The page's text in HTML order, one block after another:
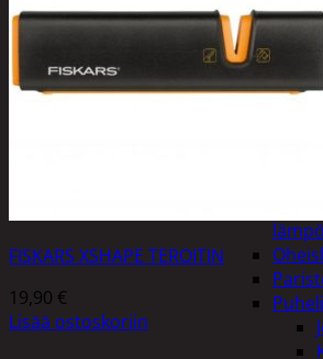
Koirat
Linnut
Kodin
FISKARS XSHAPE TEROITIN
19,90 €
Lisää ostoskoriin